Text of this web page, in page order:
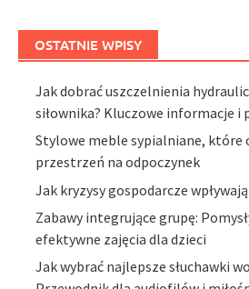
OSTATNIE WPISY
Jak dobrać uszczelnienia
siłownika? Kluczowe informacje i
Stylowe meble sypialniane, które
przestrzeń na odpoczynek
Jak kryzysy gospodarcze
Zabawy integrujące grupę:
efektywne zajęcia dla dzieci
Jak wybrać najlepsze słuchawki